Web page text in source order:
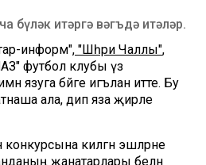
бүләк итәргә вәгъдә итәләр.
информ", "Шәһри Чаллы",
футбол клубы үз
язуга бәйге игълан итте. Бу
ала, дип яза җирле
килгән эшләрне
җанатарлары белән